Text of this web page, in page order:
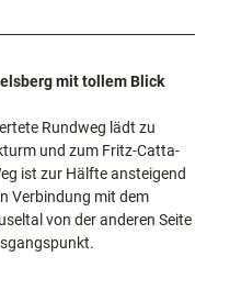
Region
mit tollem Blick
Rundweg lädt zu
und zum Fritz-Catta-
ist zur Hälfte ansteigend
Verbindung mit dem
von der anderen Seite